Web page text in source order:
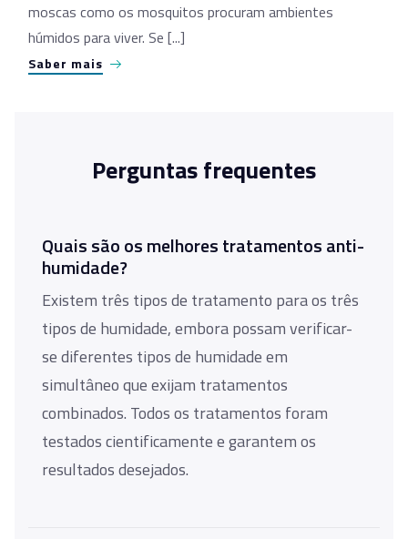
moscas como os mosquitos procuram ambientes
húmidos para viver. Se [...]
Saber mais
Perguntas frequentes
Quais são os melhores tratamentos anti-
humidade?
Existem três tipos de tratamento para os três
tipos de humidade, embora possam verificar-
se diferentes tipos de humidade em
simultâneo que exijam tratamentos
combinados. Todos os tratamentos foram
testados cientificamente e garantem os
resultados desejados.